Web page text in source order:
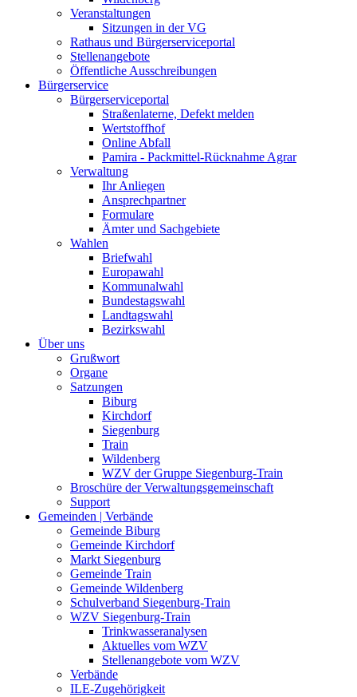
Veranstaltungen
Sitzungen in der VG
Rathaus und Bürgerserviceportal
Stellenangebote
Öffentliche Ausschreibungen
Bürgerservice
Bürgerserviceportal
Straßenlaterne, Defekt melden
Wertstoffhof
Online Abfall
Pamira - Packmittel-Rücknahme Agrar
Verwaltung
Ihr Anliegen
Ansprechpartner
Formulare
Ämter und Sachgebiete
Wahlen
Briefwahl
Europawahl
Kommunalwahl
Bundestagswahl
Landtagswahl
Bezirkswahl
Über uns
Grußwort
Organe
Satzungen
Biburg
Kirchdorf
Siegenburg
Train
Wildenberg
WZV der Gruppe Siegenburg-Train
Broschüre der Verwaltungsgemeinschaft
Support
Gemeinden | Verbände
Gemeinde Biburg
Gemeinde Kirchdorf
Markt Siegenburg
Gemeinde Train
Gemeinde Wildenberg
Schulverband Siegenburg-Train
WZV Siegenburg-Train
Trinkwasseranalysen
Aktuelles vom WZV
Stellenangebote vom WZV
Verbände
ILE-Zugehörigkeit